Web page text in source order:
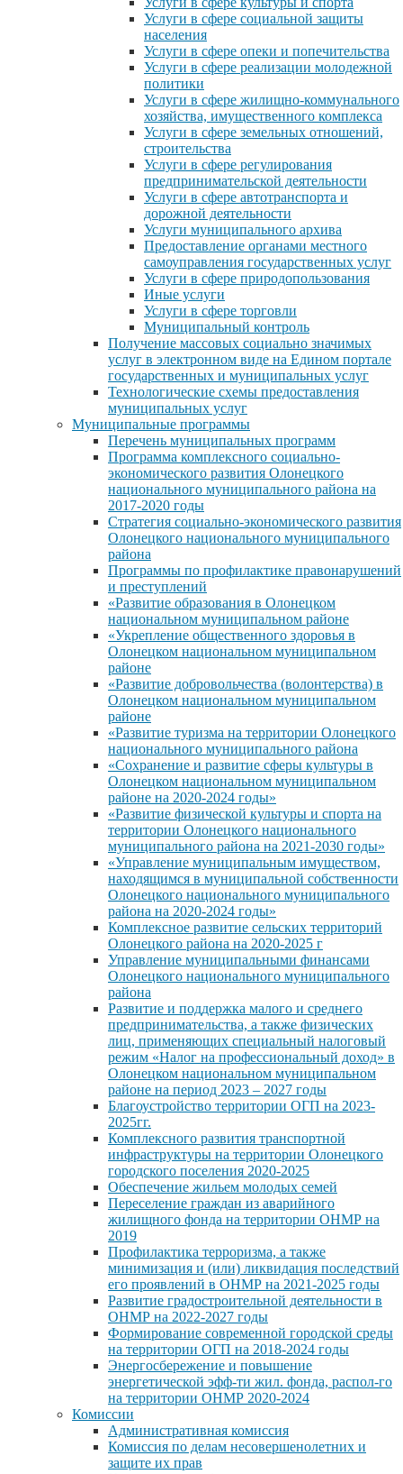
Услуги в сфере социальной защиты
населения
Услуги в сфере опеки и попечительства
Услуги в сфере реализации молодежной
политики
Услуги в сфере жилищно-коммунального
хозяйства, имущественного комплекса
Услуги в сфере земельных отношений,
строительства
Услуги в сфере регулирования
предпринимательской деятельности
Услуги в сфере автотранспорта и
дорожной деятельности
Услуги муниципального архива
Предоставление органами местного
самоуправления государственных услуг
Услуги в сфере природопользования
Иные услуги
Услуги в сфере торговли
Муниципальный контроль
Получение массовых социально значимых
услуг в электронном виде на Едином портале
государственных и муниципальных услуг
Технологические схемы предоставления
муниципальных услуг
Муниципальные программы
Перечень муниципальных программ
Программа комплексного социально-
экономического развития Олонецкого
национального муниципального района на
2017-2020 годы
Стратегия социально-экономического развития
Олонецкого национального муниципального
района
Программы по профилактике правонарушений
и преступлений
«Развитие образования в Олонецком
национальном муниципальном районе
«Укрепление общественного здоровья в
Олонецком национальном муниципальном
районе
«Развитие добровольчества (волонтерства) в
Олонецком национальном муниципальном
районе
«Развитие туризма на территории Олонецкого
национального муниципального района
«Сохранение и развитие сферы культуры в
Олонецком национальном муниципальном
районе на 2020-2024 годы»
«Развитие физической культуры и спорта на
территории Олонецкого национального
муниципального района на 2021-2030 годы»
«Управление муниципальным имуществом,
находящимся в муниципальной собственности
Олонецкого национального муниципального
района на 2020-2024 годы»
Комплексное развитие сельских территорий
Олонецкого района на 2020-2025 г
Управление муниципальными финансами
Олонецкого национального муниципального
района
Развитие и поддержка малого и среднего
предпринимательства, а также физических
лиц, применяющих специальный налоговый
режим «Налог на профессиональный доход» в
Олонецком национальном муниципальном
районе на период 2023 – 2027 годы
Благоустройство территории ОГП на 2023-
2025гг.
Комплексного развития транспортной
инфраструктуры на территории Олонецкого
городского поселения 2020-2025
Обеспечение жильем молодых семей
Переселение граждан из аварийного
жилищного фонда на территории ОНМР на
2019
Профилактика терроризма, а также
минимизация и (или) ликвидация последствий
его проявлений в ОНМР на 2021-2025 годы
Развитие градостроительной деятельности в
ОНМР на 2022-2027 годы
Формирование современной городской среды
на территории ОГП на 2018-2024 годы
Энергосбережение и повышение
энергетической эфф-ти жил. фонда, распол-го
на территории ОНМР 2020-2024
Комиссии
Административная комиссия
Комиссия по делам несовершенолетних и
защите их прав